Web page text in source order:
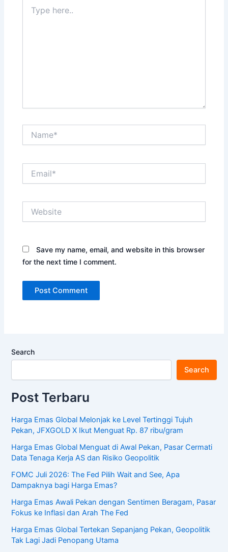
here..
Save my name, email, and website in this browser
for the next time I comment.
Search
Search
Post Terbaru
Harga Emas Global Melonjak ke Level Tertinggi Tujuh
Pekan, JFXGOLD X Ikut Menguat Rp. 87 ribu/gram
Harga Emas Global Menguat di Awal Pekan, Pasar Cermati
Data Tenaga Kerja AS dan Risiko Geopolitik
FOMC Juli 2026: The Fed Pilih Wait and See, Apa
Dampaknya bagi Harga Emas?
Harga Emas Awali Pekan dengan Sentimen Beragam, Pasar
Fokus ke Inflasi dan Arah The Fed
Harga Emas Global Tertekan Sepanjang Pekan, Geopolitik
Tak Lagi Jadi Penopang Utama